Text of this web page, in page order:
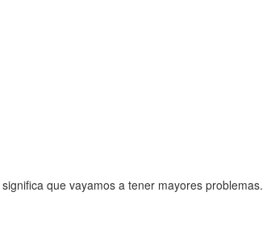
que vayamos a tener mayores problemas.